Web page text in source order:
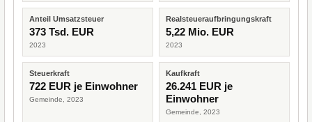
Anteil Umsatzsteuer
373 Tsd. EUR
2023
Realsteueraufbringungskraft
5,22 Mio. EUR
2023
Steuerkraft
722 EUR je Einwohner
Gemeinde, 2023
Kaufkraft
26.241 EUR je
Einwohner
Gemeinde, 2023